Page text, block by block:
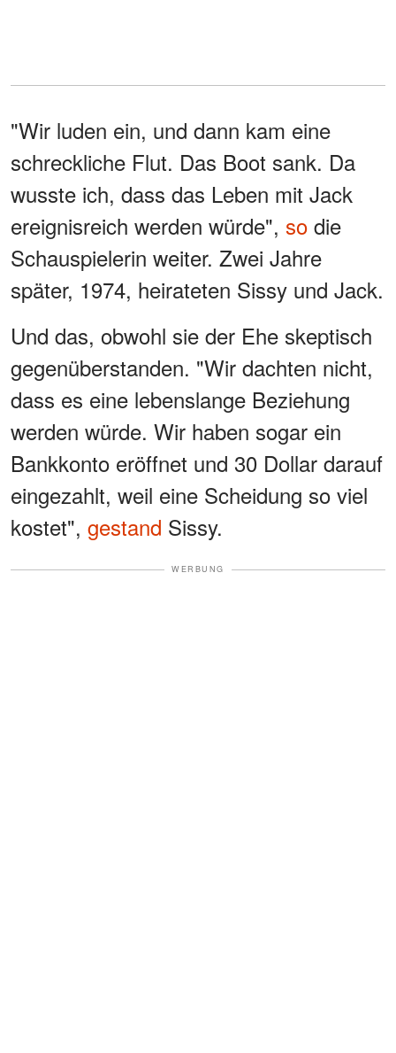
"Wir luden ein, und dann kam eine
schreckliche Flut. Das Boot sank. Da
wusste ich, dass das Leben mit Jack
ereignisreich werden würde", so die
Schauspielerin weiter. Zwei Jahre
später, 1974, heirateten Sissy und Jack.
Und das, obwohl sie der Ehe skeptisch
gegenüberstanden. "Wir dachten nicht,
dass es eine lebenslange Beziehung
werden würde. Wir haben sogar ein
Bankkonto eröffnet und 30 Dollar darauf
eingezahlt, weil eine Scheidung so viel
kostet", gestand Sissy.
WERBUNG